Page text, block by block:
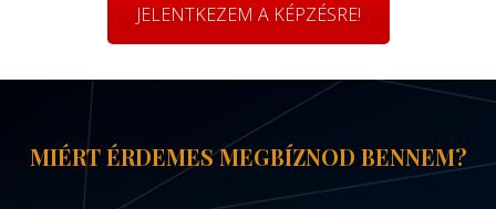
JELENTKEZEM A KÉPZÉSRE!
MIÉRT ÉRDEMES MEGBÍZNOD BENNEM?